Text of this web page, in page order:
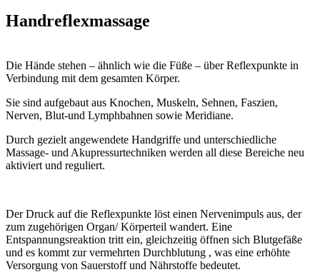
Handreflexmassage
Die Hände stehen – ähnlich wie die Füße – über Reflexpunkte in
Verbindung mit dem gesamten Körper.
Sie sind aufgebaut aus Knochen, Muskeln, Sehnen, Faszien,
Nerven, Blut-und Lymphbahnen sowie Meridiane.
Durch gezielt angewendete Handgriffe und unterschiedliche
Massage- und Akupressurtechniken werden all diese Bereiche neu
aktiviert und reguliert.
Der Druck auf die Reflexpunkte löst einen Nervenimpuls aus, der
zum zugehörigen Organ/ Körperteil wandert. Eine
Entspannungsreaktion tritt ein, gleichzeitig öffnen sich Blutgefäße
und es kommt zur vermehrten Durchblutung , was eine erhöhte
Versorgung von Sauerstoff und Nährstoffe bedeutet.